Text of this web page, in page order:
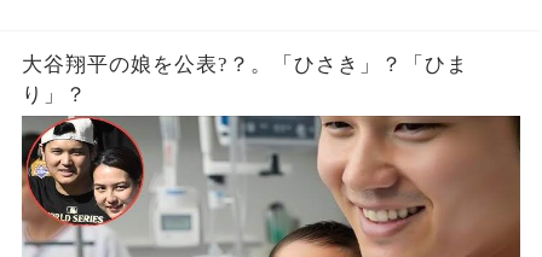
大谷翔平の娘を公表?？。「ひさき」？「ひま
り」？